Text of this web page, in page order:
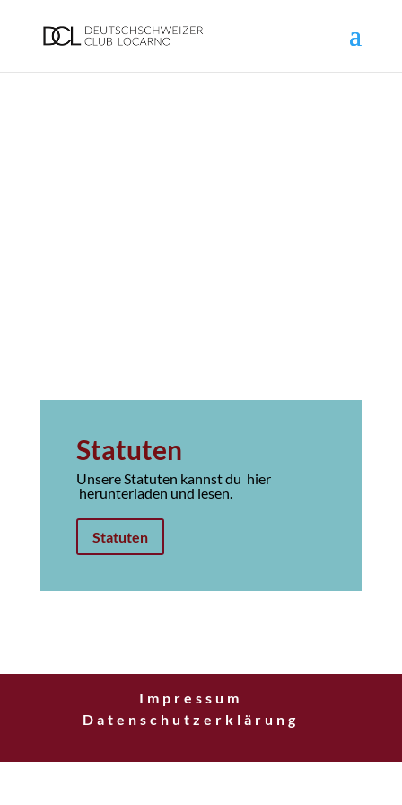
Statuten
Unsere Statuten kannst du hier
herunterladen und lesen.
Statuten
Impressum
Datenschutzerklärung